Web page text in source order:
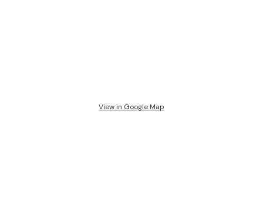
View in Google Map